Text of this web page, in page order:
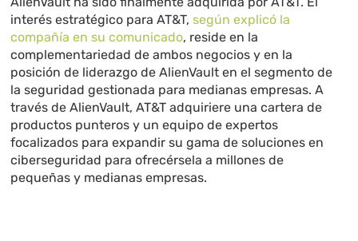
interés estratégico para AT&T,según explicó la
compañía en su comunicado, reside en la
complementariedad de ambos negocios y en la
posición de liderazgo de AlienVault en el segmento de
la seguridad gestionada para medianas empresas. A
través de AlienVault, AT&T adquiriere una cartera de
productos punteros y un equipo de expertos
focalizados para expandir su gama de soluciones en
ciberseguridad para ofrecérsela a millones de
pequeñas y medianas empresas.